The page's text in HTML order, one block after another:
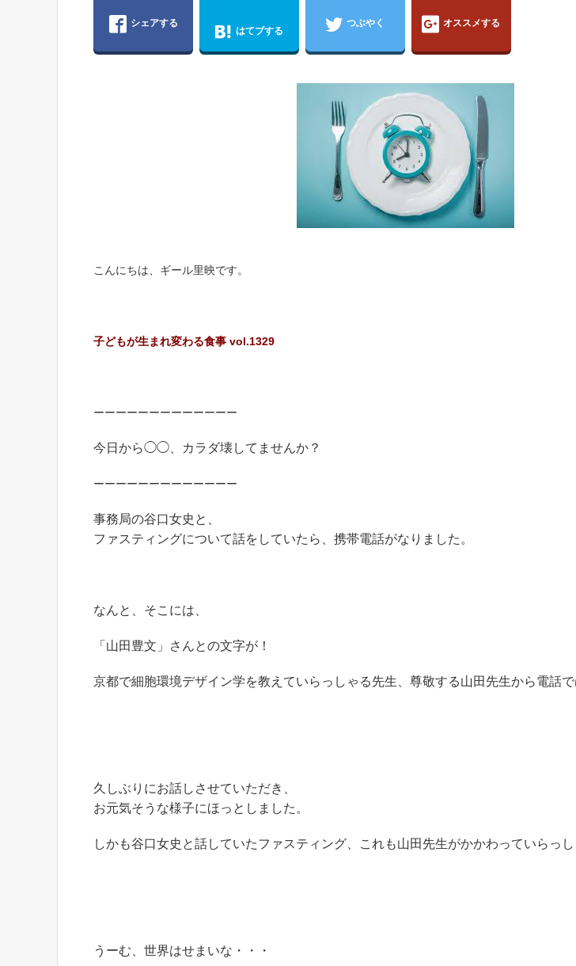
シェアする
はてブする
つぶやく オススメする
こんにちは、ギール里映です。
子どもが生まれ変わる食事 vol.1329
ーーーーーーーーーーーーー
今日から◯◯、カラダ壊してませんか？
ーーーーーーーーーーーーー
事務局の谷口女史と、
ファスティングについて話をしていたら、携帯電話がなりました。
なんと、そこには、
「山田豊文」さんとの文字が！
京都で細胞環境デザイン学を教えていらっしゃる先生、尊敬する山田先生から電話で
久しぶりにお話しさせていただき、
お元気そうな様子にほっとしました。
しかも谷口女史と話していたファスティング、これも山田先生がかかわっていらっし
うーむ、世界はせまいな・・・